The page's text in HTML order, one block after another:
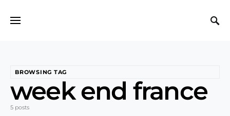
BROWSING TAG
week end france
5 posts